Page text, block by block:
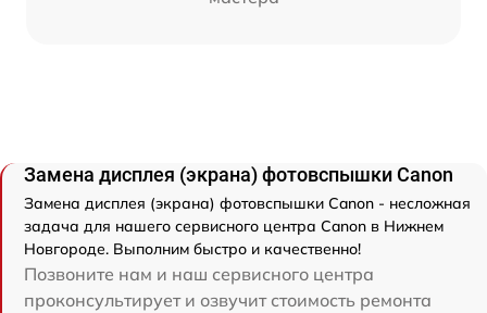
Замена дисплея (экрана) фотовспышки Canon
Замена дисплея (экрана) фотовспышки Canon - несложная
задача для нашего сервисного центра Canon в Нижнем
Новгороде. Выполним быстро и качественно!
Позвоните нам и наш сервисного центра
проконсультирует и озвучит стоимость ремонта